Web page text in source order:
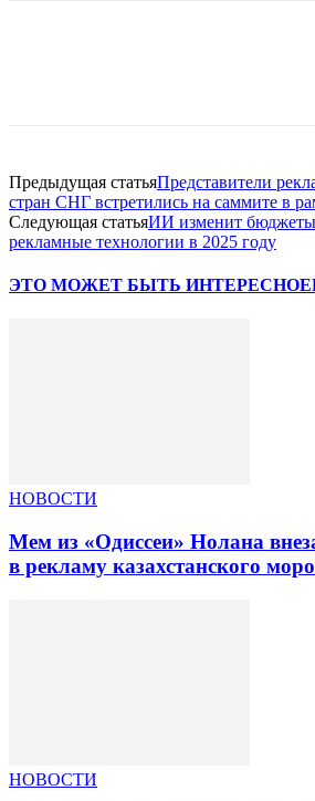
Предыдущая статьяПредставители
стран СНГ встретились на саммите в
Следующая статьяИИ изменит бюджеты
рекламные технологии в 2025 году
ЭТО МОЖЕТ БЫТЬ ИНТЕРЕСНО
НОВОСТИ
Мем из «Одиссеи» Нолана
в рекламу казахстанского
НОВОСТИ